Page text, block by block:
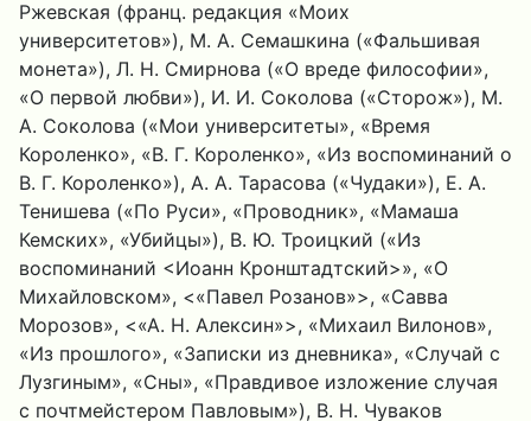
Ржевская (франц. редакция «Моих
университетов»), М. А. Семашкина («Фальшивая
монета»), Л. Н. Смирнова («О вреде философии»,
«О первой любви»), И. И. Соколова («Сторож»), М.
А. Соколова («Мои университеты», «Время
Короленко», «В. Г. Короленко», «Из воспоминаний о
В. Г. Короленко»), А. А. Тарасова («Чудаки»), Е. А.
Тенишева («По Руси», «Проводник», «Мамаша
Кемских», «Убийцы»), В. Ю. Троицкий («Из
воспоминаний <Иоанн Кронштадтский>», «О
Михайловском», <«Павел Розанов»>, «Савва
Морозов», <«А. Н. Алексин»>, «Михаил Вилонов»,
«Из прошлого», «Записки из дневника», «Случай с
Лузгиным», «Сны», «Правдивое изложение случая
с почтмейстером Павловым»), В. Н. Чуваков